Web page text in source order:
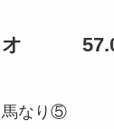
オ 57.0
馬なり⑤